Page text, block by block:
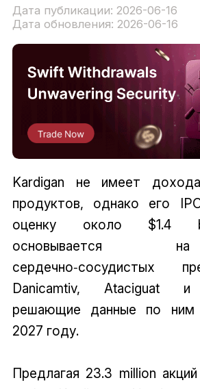
Дата публикации: 2026-06-16
Дата обновления: 2026-06-16
Kardigan не имеет
продуктов, однако его
оценку около $1.4
основывается
сердечно‑сосудистых
Danicamtiv, Ataciguat и
решающие данные по
2027 году.
Предлагая 23.3 million